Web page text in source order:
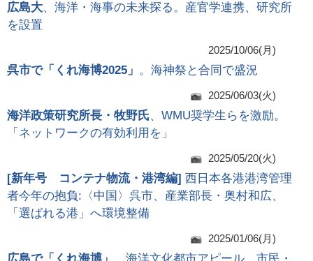
広島大、海洋・海事の未来探る。産官学連携、研究所
を設置
2025/10/06(月)
呉市で「くれ海博2025」 。海神祭と合同で盛況
2025/06/03(火)
海洋政策研究所長・牧野氏、WMU奨学生らを激励。
「ネットワークの有効利用を」
2025/05/20(火)
[新年号 コンテナ物流・港湾編] 西日本各港港湾管理
者今年の抱負:〈中国〉呉市、産業部長・奥村和広、
「選ばれる港」へ環境整備
2025/01/06(月)